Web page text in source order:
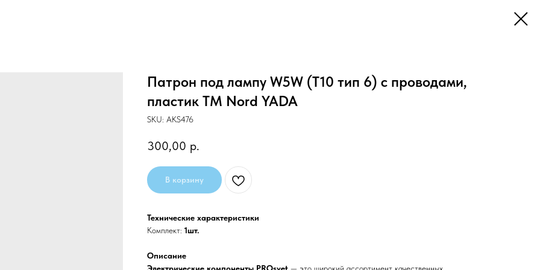
Патрон под лампу W5W (Т10 тип 6) с проводами,
пластик TM Nord YADA
SKU: AKS476
300,00 р.
В корзину
Технические характеристики
Комплект: 1шт.
Описание